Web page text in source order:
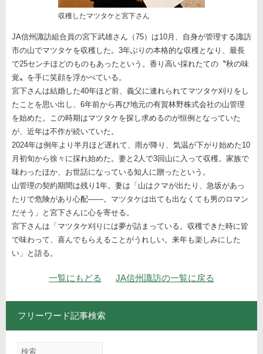
収穫したマツタケと宮下さん
JA信州諏訪組合員の宮下武雄さん（75）は10月、自身が管理する諏訪
市の山でマツタケを収穫した。3年ぶりの本格的な収穫となり、最長
で25センチほどのものもあったという。香り高い採れたての〝秋の味
覚〟を手に笑顔を浮かべている。
宮下さんは結婚した40年ほど前、義父に連れられてマツタケ刈りをし
たことを思い出し、6年前から再び地元の有賀林野株式会社の山管理
を始めた。この時期はマツタケを探し求めるのが恒例となっていた
が、近年は不作が続いていた。
2024年は例年より半月ほど遅れて、雨が降り、気温が下がり始めた10
月初旬から徐々に採れ始めた。妻と2人で3回山に入って収穫。家族で
味わったほか、お世話になっている知人に贈ったという。
山管理の契約期間は残り1年。妻は「山はクマが出たり、急坂があっ
たりで危険があり心配――。マツタケは出ても出なくても男のロマン
だそう」と宮下さんに心を寄せる。
宮下さんは「マツタケ刈りには夢が詰まっている。収穫できた時に皆
で味わって、喜んでもらえることがうれしい。来年も楽しみにした
い」と語る。
ナビゲーション
一覧にもどる JA信州諏訪の一覧に戻る
フリーワード記事検索